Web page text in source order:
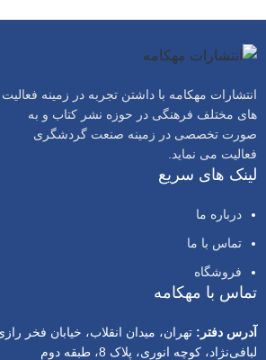
انتشارات مهکامه با داشتن تجربه در زمینه فعالیت
های مختلف فرهنگی در حوزه نشر کتاب و به
صورت تخصصی در زمینه صنعت گردشگری
فعالیت می نماید.
لینک های سریع
درباره ما
تماس با ما
فروشگاه
تماس با مهکامه
آدرس دفتر: تهران، میدان انقلاب، خیابان فخر
لبافی‌نژاد، کوچه انوری، پلاک 8، طبقه دوم